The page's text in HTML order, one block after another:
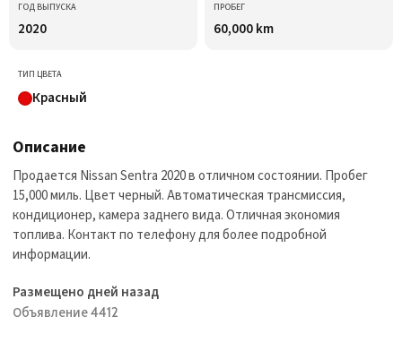
ГОД ВЫПУСКА
2020
ПРОБЕГ
60,000 km
ТИП ЦВЕТА
Красный
Описание
Продается Nissan Sentra 2020 в отличном состоянии. Пробег
15,000 миль. Цвет черный. Автоматическая трансмиссия,
кондиционер, камера заднего вида. Отличная экономия
топлива. Контакт по телефону для более подробной
информации.
Размещено дней назад
Объявление 4412